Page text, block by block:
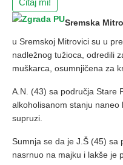
Čitaj mi!
Sremska
u Sremskoj Mitrovici su u
nadležnog tužioca, odredili
muškarca, osumnjičena za
A.N. (43) sa područja Stare
alkoholisanom stanju
supruzi.
Sumnja se da je J.Š (45) sa
nasrnuo na majku i lakše je